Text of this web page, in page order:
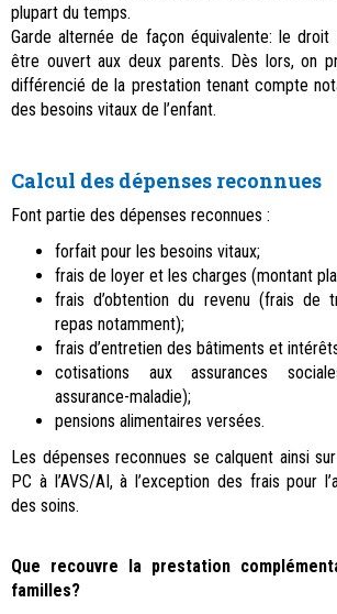
plupart du temps.
Garde alternée de façon équivalente: le
être ouvert aux deux parents. Dès lors, on
différencié de la prestation tenant compte
des besoins vitaux de l’enfant.
Calcul des dépenses reconnues
Font partie des dépenses reconnues :
forfait pour les besoins vitaux;
frais de loyer et les charges (montant
frais d’obtention du revenu (frais de
repas notamment);
frais d’entretien des bâtiments et
cotisations aux assurances
assurance-maladie);
pensions alimentaires versées.
Les dépenses reconnues se calquent ainsi
PC à l’AVS/AI, à l’exception des frais pour
des soins.
Que recouvre la prestation
familles?